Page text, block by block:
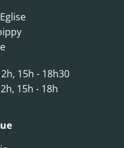
15h - 18h30
15h - 18h